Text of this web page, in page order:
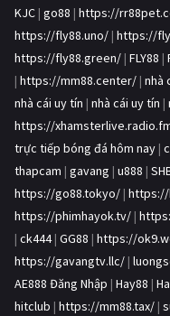
KJC | go88 | https://
https://fly88.uno/ | https://
https://fly88.green/ | FLY88 |
| https://mm88.center/ | nhà
nhà cái uy tín | nhà cái uy tín |
https://
trực tiếp bóng đá hôm nay |
thapcam | gavang | u888 |
https://go88.tokyo/ | https://
https://phimhayok.tv/ |
| ck444| GG88 | https://
https://gavangtv.llc/ |
AE888 Đăng Nhập | Hay88 |
hitclub | https://mm88.tax/ |